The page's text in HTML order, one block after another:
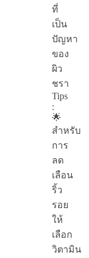
ที่
เป็น
ปัญหา
ของ
ผิว
ชรา
Tips
:
🌟
สำหรับ
การ
ลด
เลือน
ริ้ว
รอย
ให้
เลือก
วิตามิน